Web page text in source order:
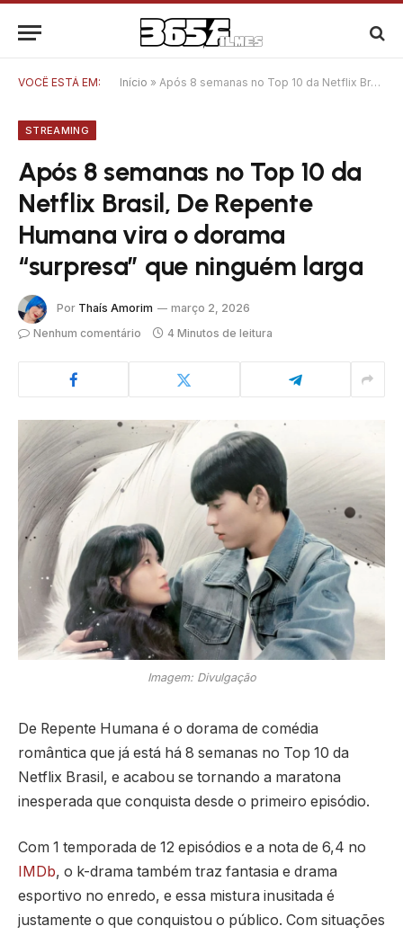
VOCÊ ESTÁ EM: Início » Após 8 semanas no Top 10 da Netflix Brasil, De Repente Humana vira o dorama “surpresa” que ninguém larga
STREAMING
Após 8 semanas no Top 10 da
Netflix Brasil, De Repente
Humana vira o dorama
“surpresa” que ninguém larga
Por Thaís Amorim
março 2, 2026
Nenhum comentário
4 Minutos de leitura
Imagem: Divulgação
De Repente Humana é o dorama de comédia
romântica que já está há 8 semanas no Top 10 da
Netflix Brasil, e acabou se tornando a maratona
inesperada que conquista desde o primeiro episódio.
Com 1 temporada de 12 episódios e a nota de 6,4 no
IMDb, o k-drama também traz fantasia e drama
esportivo no enredo, e essa mistura inusitada é
justamente o que conquistou o público. Com situações